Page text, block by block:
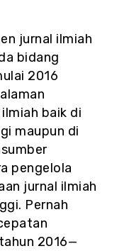
jurnal ilmiah
bidang
2016
baik di
maupun di
pengelola
jurnal ilmiah
Pernah
2016—